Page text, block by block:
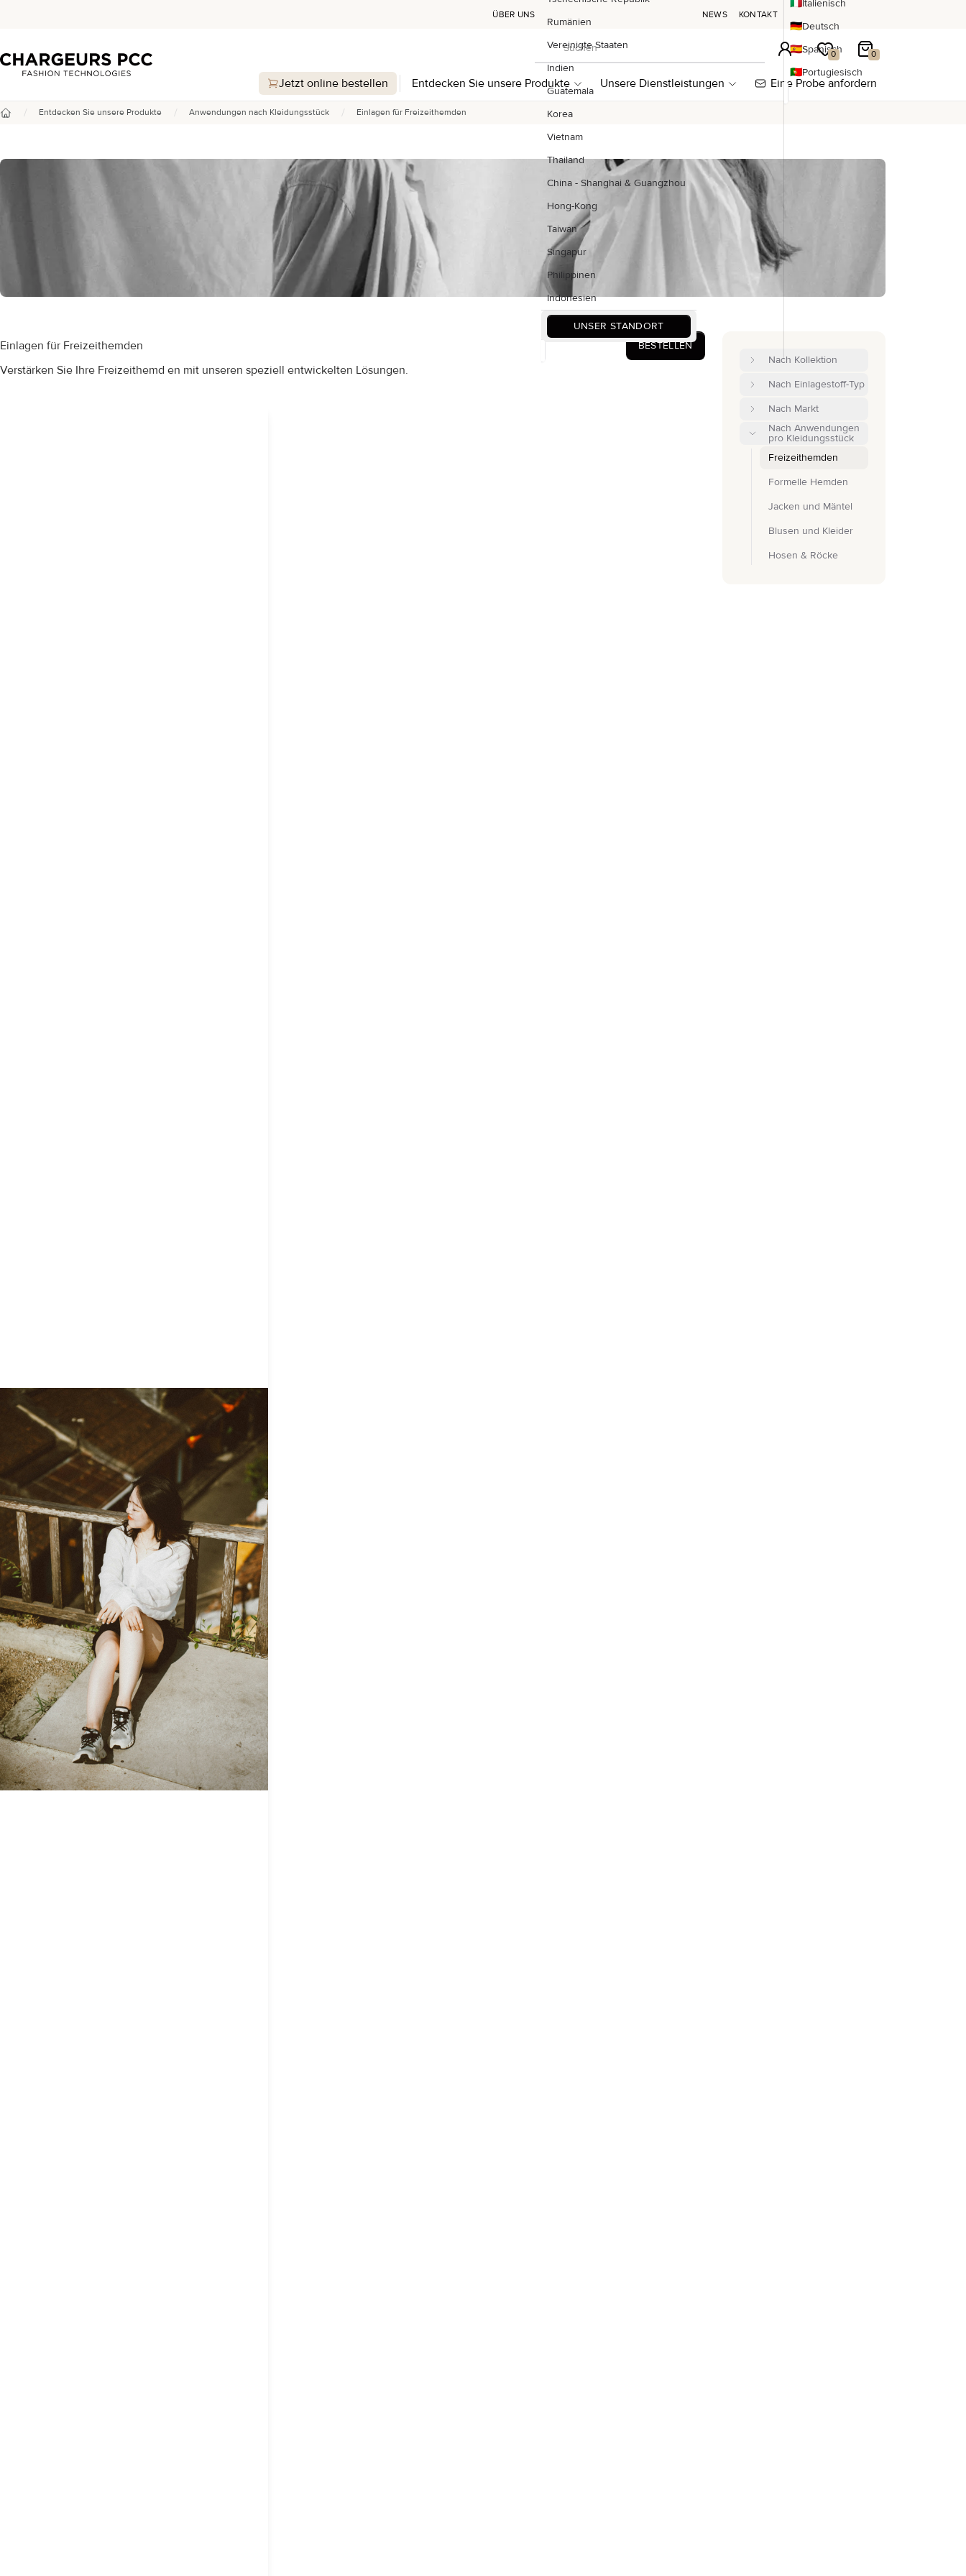
ÜBER UNS
Rumänien
Vereinigte Staaten
Indien
Guatemala
Korea
Vietnam
Thailand
China - Shanghai & Guangzhou
Hong-Kong
Taiwan
Singapur
Philippinen
Indonesien
UNSER STANDORT
NEWS KONTAKT
Italienisch
🇩🇪Deutsch
🇪🇸Spanisch
🇵🇹Portugiesisch
Chargeurs PCC
Suchen
Suchen Anmeldung
0
Meine Wunschliste
0
Mein Warenkorb
Jetzt online bestellen Entdecken Sie unsere Produkte Unsere Dienstleistungen Eine Probe anfordern
/ Entdecken Sie unsere Produkte / Anwendungen nach Kleidungsstück / Einlagen für Freizeithemden
Einlagen für Freizeithemden BESTELLEN
Verstärken Sie Ihre Freizeithemd en mit unseren speziell entwickelten Lösungen.
Nach Kollektion
Nach Einlagestoff-Typ
Nach Markt
Nach Anwendungen
pro Kleidungsstück
Freizeithemden
Formelle Hemden
Jacken und Mäntel
Blusen und Kleider
Hosen & Röcke